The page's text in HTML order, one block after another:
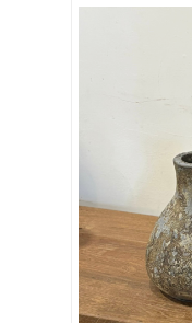
客製化相簿